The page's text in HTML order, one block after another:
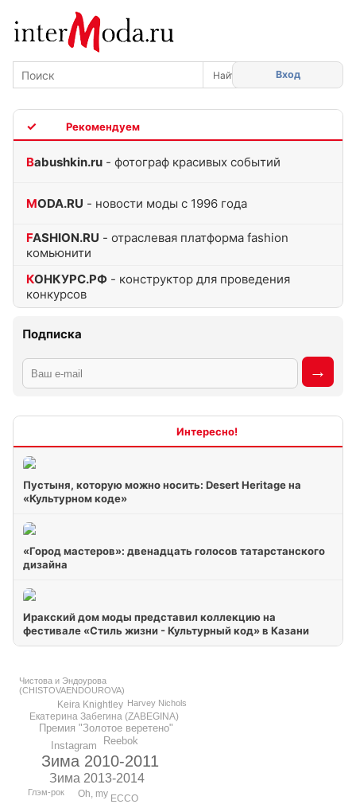
Вход
Babushkin.ru - фотограф красивых событий
MODA.RU - новости моды с 1996 года
FASHION.RU - отраслевая платформа fashion
комьюнити
КОНКУРС.РФ - конструктор для проведения
конкурсов
Подписка
Пустыня, которую можно носить: Desert Heritage на
«Культурном коде»
«Город мастеров»: двенадцать голосов татарстанского
дизайна
Иракский дом моды представил коллекцию на
фестивале «Стиль жизни - Культурный код» в Казани
Зима 2010-2011
Зима 2013-2014
Reebok
Премия "Золотое веретено"
Instagram
ECCO
Oh, my
Екатерина Забегина (ZABEGINA)
Keira Knightley
Чистова и Эндоурова
(CHISTOVAENDOUROVA)
Harvey Nichols
Глэм-рок